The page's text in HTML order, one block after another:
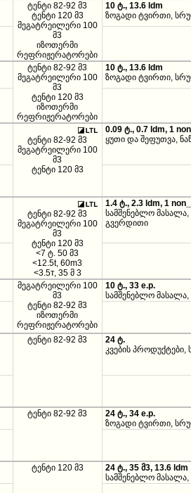
ტენტი 82-92 მ3
ტენტი 120 მ3
მეგატრეილერი 100
მ3
იზოთერმი
რეფრიჟერატორები
10 ტ., 13.6 ldm
ზოგადი ტვირთი,
ტენტი 82-92 მ3
მეგატრეილერი 100
მ3
ტენტი 120 მ3
იზოთერმი
რეფრიჟერატორები
10 ტ., 13.6 ldm
ზოგადი ტვირთი,
ტენტი 82-92 მ3
მეგატრეილერი 100
მ3
ტენტი 120 მ3
0.09 ტ., 0.7 ldm, 1
ყუთი და შეფუთვა,
ტენტი 82-92 მ3
მეგატრეილერი 100
მ3
ტენტი 120 მ3
<7 ტ. 50 მ3
<12.5t, 60m3
<3.5т, 35 მ 3
1.4 ტ., 2.3 ldm, 1
სამშენებლო
გვერდითი
მეგატრეილერი 100
მ3
ტენტი 82-92 მ3
იზოთერმი
რეფრიჟერატორები
10 ტ., 33 e.p.
სამშენებლო
ტენტი 82-92 მ3
24 ტ.
კვების პროდუქტები,
ტენტი 82-92 მ3
24 ტ., 34 e.p.
ზოგადი ტვირთი,
ტენტი 120 მ3
24 ტ., 35 მ3, 13.6 ldm
სამშენებლო